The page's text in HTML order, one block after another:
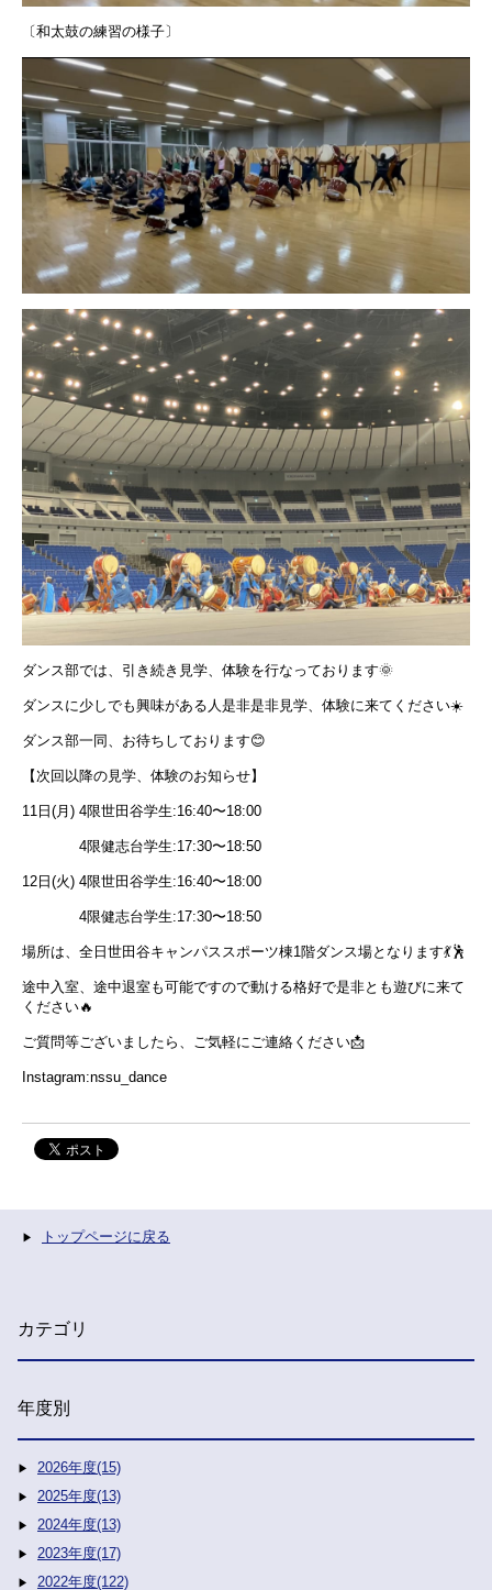
〔和太鼓の練習の様子〕
ダンス部では、引き続き見学、体験を行なっております🌞
ダンスに少しでも興味がある人是非是非見学、体験に来てください☀️
ダンス部一同、お待ちしております😊
【次回以降の見学、体験のお知らせ】
11日(月) 4限世田谷学生:16:40〜18:00
4限健志台学生:17:30〜18:50
12日(火) 4限世田谷学生:16:40〜18:00
4限健志台学生:17:30〜18:50
場所は、全日世田谷キャンパススポーツ棟1階ダンス場となります💃🕺
途中入室、途中退室も可能ですので動ける格好で是非とも遊びに来て
ください🔥
ご質問等ございましたら、ご気軽にご連絡ください📩
Instagram:nssu_dance
トップページに戻る
カテゴリ
年度別
2026年度(15)
2025年度(13)
2024年度(13)
2023年度(17)
2022年度(122)